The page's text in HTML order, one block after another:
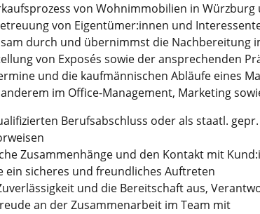
von Wohnimmobilien in Würzburg
von Eigentümer:innen und
durch und übernimmst die Nachbereitung
von Exposés sowie der ansprechenden
und die kaufmännischen Abläufe eines
im Office-Management, Marketing
Berufsabschluss oder als staatl.
Zusammenhänge und den Kontakt mit
sicheres und freundliches Auftreten
und die Bereitschaft aus,
an der Zusammenarbeit im Team mit